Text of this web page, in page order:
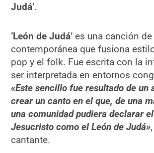
Judá’.
‘León de Judá’ es una canción
contemporánea que fusiona
pop y el folk. Fue escrita con la
ser interpretada en entornos
«Este sencillo fue resultado de un
crear un canto en el que, de una
una comunidad pudiera declarar
Jesucristo como el León de Judá»
cantante.